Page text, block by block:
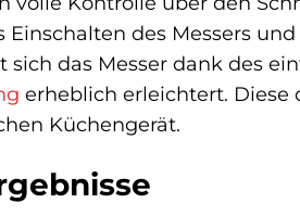
des Messers
das Messer dank des
erheblich erleichtert. Diese
Küchengerät.